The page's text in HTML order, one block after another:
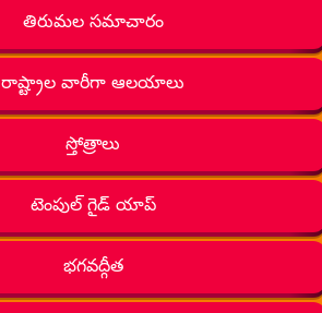
తిరుమల సమాచారం
రాష్ట్రాల వారీగా ఆలయాలు
స్తోత్రాలు
టెంపుల్ గైడ్ యాప్
భగవద్గీత